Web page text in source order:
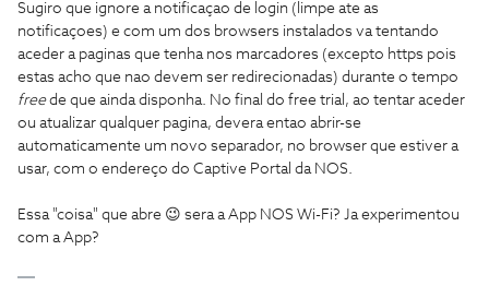
Sugiro que ignore a notificaçao de login (limpe ate as
notificaçoes) e com um dos browsers instalados va tentando
aceder a paginas que tenha nos marcadores (excepto https pois
estas acho que nao devem ser redirecionadas) durante o tempo
freede que ainda disponha. No final do free trial, ao tentar aceder
ou atualizar qualquer pagina, devera entao abrir-se
automaticamente um novo separador, no browser que estiver a
usar, com o endereço do Captive Portal da NOS.
Essa "coisa" que abre 😉 sera a App NOS Wi-Fi? Ja experimentou
com a App?